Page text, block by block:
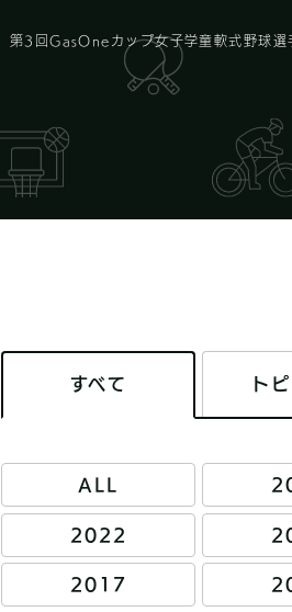
第3回GasOneカップ女子学童軟式野球選
すべて ト
ALL
2022
2017